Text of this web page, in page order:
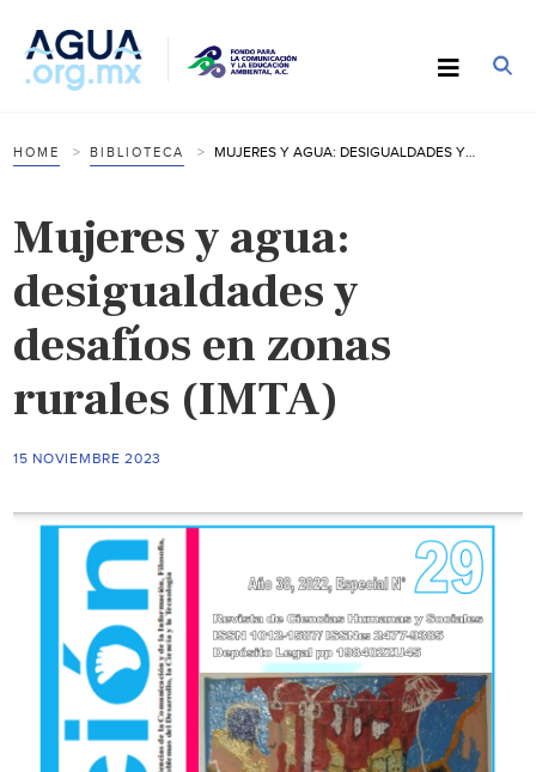
HOME BIBLIOTECA
Mujeres y agua:
desigualdades y
desafíos en zonas
rurales (IMTA)
15 NOVIEMBRE 2023